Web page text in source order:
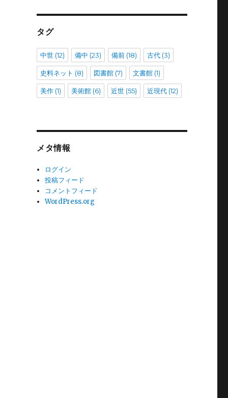
タグ
中世(12) 備中 (23) 備前(18) 古代(3)
史料ネット (8) 図書館(7) 文書館(1)
美作(1) 美術館(6) 近世(55) 近現代(12)
メタ情報
ログイン
投稿フィード
コメントフィード
WordPress.org